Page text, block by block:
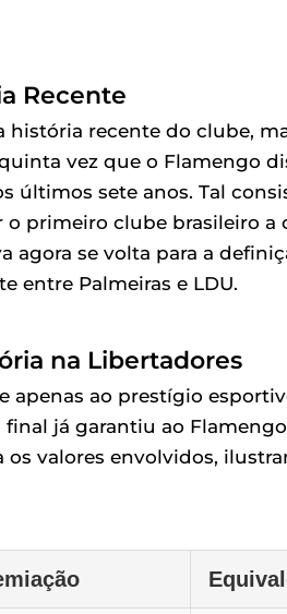
Recente
história recente do clube,
vez que o Flamengo
últimos sete anos. Tal
primeiro clube brasileiro
agora se volta para a
entre Palmeiras e LDU.
na Libertadores
apenas ao prestígio
já garantiu ao
os valores envolvidos,